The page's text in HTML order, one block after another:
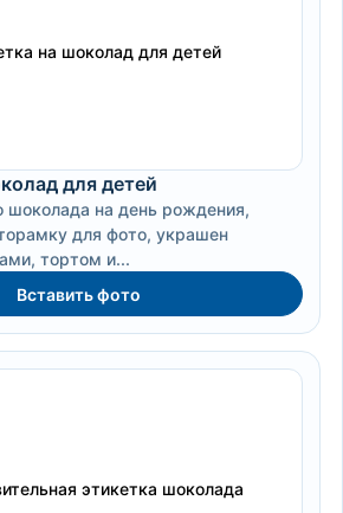
для детей
шоколада на день рождения,
для фото, украшен
тортом и...
Вставить фото